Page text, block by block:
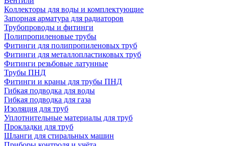
Коллекторы для воды и комплектующие
Запорная арматура для радиаторов
Трубопроводы и фитинги
Полипропиленовые трубы
Фитинги для полипропиленовых труб
Фитинги для металлопластиковых труб
Фитинги резьбовые латунные
Трубы ПНД
Фитинги и краны для трубы ПНД
Гибкая подводка для воды
Гибкая подводка для газа
Изоляция для труб
Уплотнительные материалы для труб
Прокладки для труб
Шланги для стиральных машин